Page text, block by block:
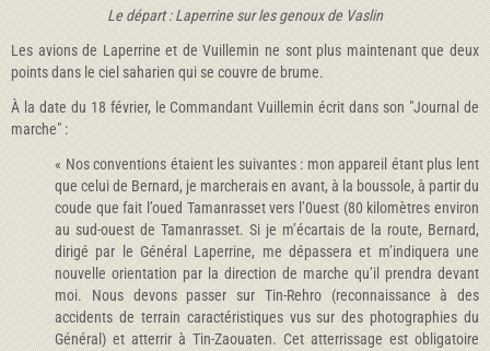
Le départ : Laperrine sur les genoux de Vaslin
Les avions de Laperrine et de Vuillemin ne sont plus maintenant que deux
points dans le ciel saharien qui se couvre de brume.
À la date du 18 février, le Commandant Vuillemin écrit dans son "Journal de
marche" :
« Nos conventions étaient les suivantes : mon appareil étant plus lent
que celui de Bernard, je marcherais en avant, à la boussole, à partir du
coude que fait l’oued Tamanrasset vers l’0uest (80 kilomètres environ
au sud-ouest de Tamanrasset. Si je m’écartais de la route, Bernard,
dirigé par le Général Laperrine, me dépassera et m’indiquera une
nouvelle orientation par la direction de marche qu’il prendra devant
moi. Nous devons passer sur Tin-Rehro (reconnaissance à des
accidents de terrain caractéristiques vus sur des photographies du
Général) et atterrir à Tin-Zaouaten. Cet atterrissage est obligatoire